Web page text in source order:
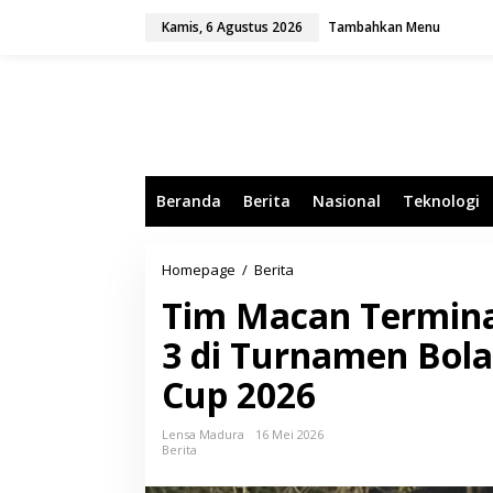
Kamis, 6 Agustus 2026 Tambahkan Menu
Beranda Berita Nasional Teknologi
Homepage / Berita
m
M
a
c
a
n
T
m
Tim Macan
3 di Turnamen
Cup 2026
Lensa Madura
16 Mei 2026
Berita